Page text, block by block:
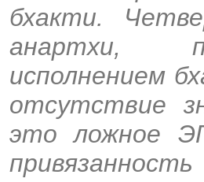
бхакти.
анартхи,
исполнением
отсутствие
это ложное